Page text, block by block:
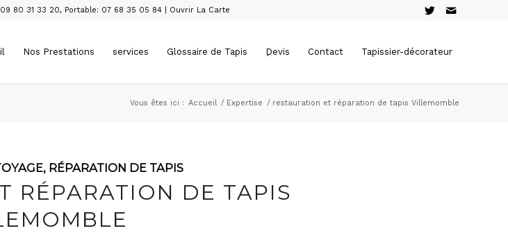
80 31 33 20, Portable: 07 68 35 05 84| Ouvrir La Carte
Nos Prestations services Glossaire de Tapis ِDevis Contact Tapissier-décorateur
Vous êtes ici : Accueil / Expertise / restauration et réparation de tapis Villemomble
, RÉPARATION DE TAPIS
RÉPARATION DE TAPIS